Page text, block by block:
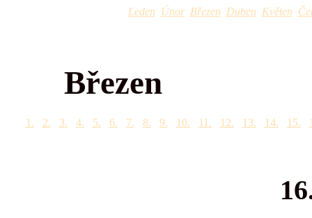
Leden Únor Březen Duben Květen
Březen
1. 2. 3. 4. 5. 6. 7. 8. 9. 10. 11. 12. 13. 14. 15.